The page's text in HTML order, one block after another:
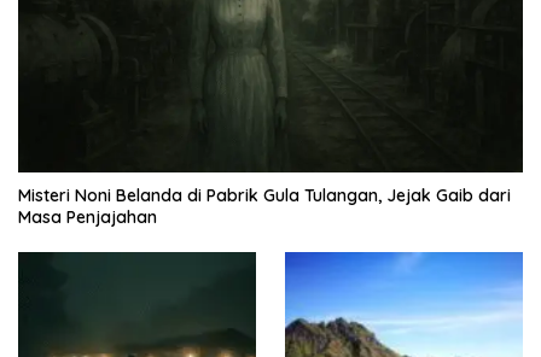
Misteri Noni Belanda di Pabrik Gula Tulangan, Jejak Gaib dari
Masa Penjajahan